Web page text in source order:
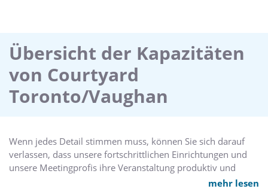
liegt nur wenige Minuten von "Canada's Wonderland", dem
Vaughan Mills Shopping Centre mit Bass Pro Shop's Outdoor
World, NASCAR Speedpark, Lucky Strike Bowlingbahnen,
Vaughan Sports Village und dem Canlan Ice Sports-York
Complex entfernt. Das Courtyard in Vaughan verfügt über
144 geschmackvoll eingerichtete Gästezimmer mit Designer-
jeden Morgen auf das Frühstücksbüfett in unserem
"Courtyard Café", mit frisch zubereiteten Eierspeisen nach
Wunsch und zu vernünftigen Preisen. Entspannen Sie sich in
unserem Innenpool, Whirlpool, Fitnesscenter oder in
unserer Fireside Lounge. Wir bieten zwei Meetingräume für
Übersicht der Kapazitäten
von Courtyard
Toronto/Vaughan
Wenn jedes Detail stimmen muss, können Sie sich darauf
verlassen, dass unsere fortschrittlichen Einrichtungen und
unsere Meetingprofis ihre Veranstaltung produktiv und
mehr lesen